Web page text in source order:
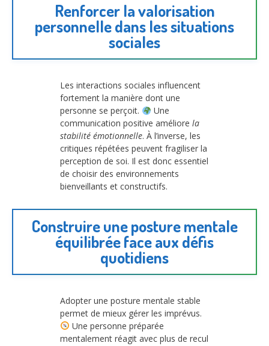
Renforcer la valorisation
personnelle dans les situations
sociales
Les interactions sociales influencent
fortement la manière dont une
personne se perçoit.
Une
communication positive améliore la
stabilité émotionnelle. À l’inverse, les
critiques répétées peuvent fragiliser la
perception de soi. Il est donc essentiel
de choisir des environnements
bienveillants et constructifs.
Construire une posture mentale
équilibrée face aux défis
quotidiens
Adopter une posture mentale stable
permet de mieux gérer les imprévus.
Une personne préparée
mentalement réagit avec plus de recul